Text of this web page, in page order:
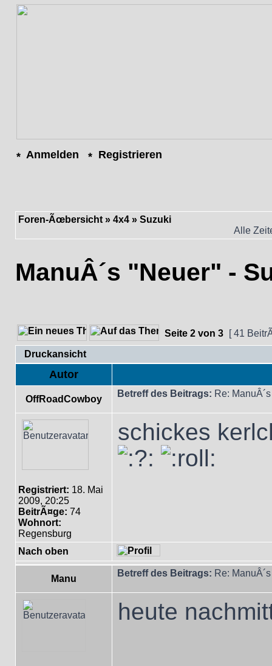
Anmelden Registrieren
Foren-Ãœbersicht » 4x4 » Suzuki
Alle
ManuÂ´s "Neuer" -
Seite 2 von 3
[ 41
Druckansicht
Autor
OffRoadCowboy
Betreff des Beitrags: Re:
Registriert: 18. Mai
2009, 20:25
BeitrÃ¤ge: 74
Wohnort:
Regensburg
schickes
Nach oben
Manu
Betreff des Beitrags: Re:
heute